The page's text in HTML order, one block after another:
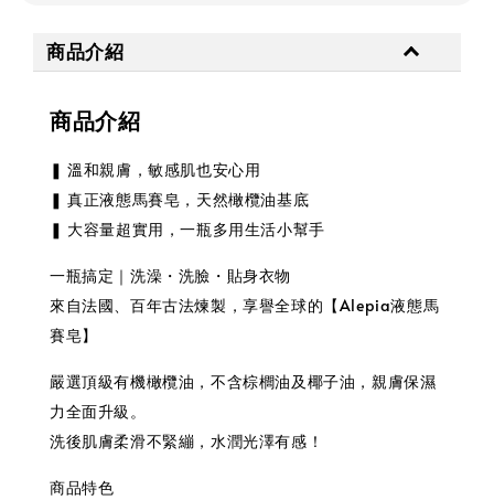
商品介紹
商品介紹
❚ 溫和親膚，敏感肌也安心用
❚ 真正液態馬賽皂，天然橄欖油基底
❚ 大容量超實用，一瓶多用生活小幫手
一瓶搞定｜洗澡・洗臉・貼身衣物
來自法國、百年古法煉製，享譽全球的【Alepia液態馬
賽皂】
嚴選頂級有機橄欖油，不含棕櫚油及椰子油，親膚保濕
力全面升級。
洗後肌膚柔滑不緊繃，水潤光澤有感！
商品特色